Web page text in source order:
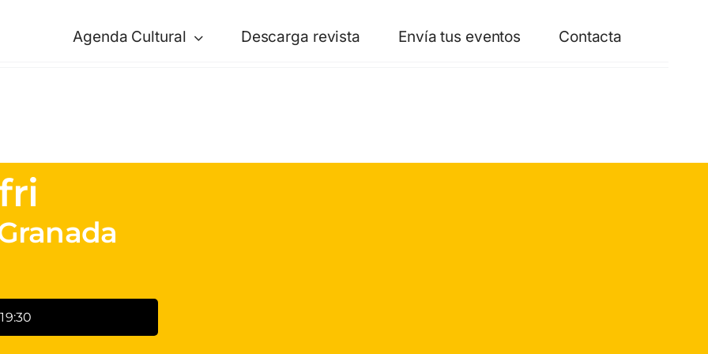
Agenda Cultural Descarga revista Envía tus eventos Contacta